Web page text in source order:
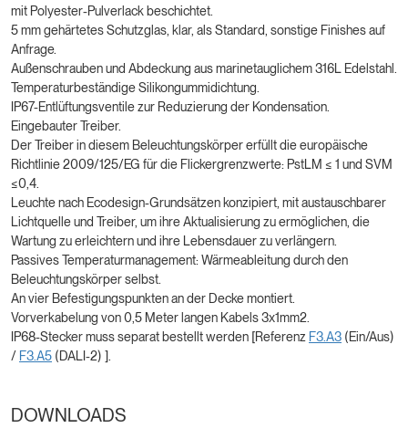
mit Polyester-Pulverlack beschichtet.
5 mm gehärtetes Schutzglas, klar, als Standard, sonstige Finishes auf
Anfrage.
Außenschrauben und Abdeckung aus marinetauglichem 316L Edelstahl.
Temperaturbeständige Silikongummidichtung.
IP67-Entlüftungsventile zur Reduzierung der Kondensation.
Eingebauter Treiber.
Der Treiber in diesem Beleuchtungskörper erfüllt die europäische
Richtlinie 2009/125/EG für die Flickergrenzwerte: PstLM ≤ 1 und SVM
≤0,4.
Leuchte nach Ecodesign-Grundsätzen konzipiert, mit austauschbarer
Lichtquelle und Treiber, um ihre Aktualisierung zu ermöglichen, die
Wartung zu erleichtern und ihre Lebensdauer zu verlängern.
Passives Temperaturmanagement: Wärmeableitung durch den
Beleuchtungskörper selbst.
An vier Befestigungspunkten an der Decke montiert.
Vorverkabelung von 0,5 Meter langen Kabels 3x1mm2.
IP68-Stecker muss separat bestellt werden [Referenz F3.A3 (Ein/Aus)
/ F3.A5 (DALI-2) ].
DOWNLOADS